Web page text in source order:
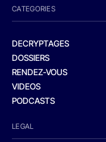
CATEGORIES
DECRYPTAGES
DOSSIERS
RENDEZ-VOUS
VIDEOS
PODCASTS
LEGAL